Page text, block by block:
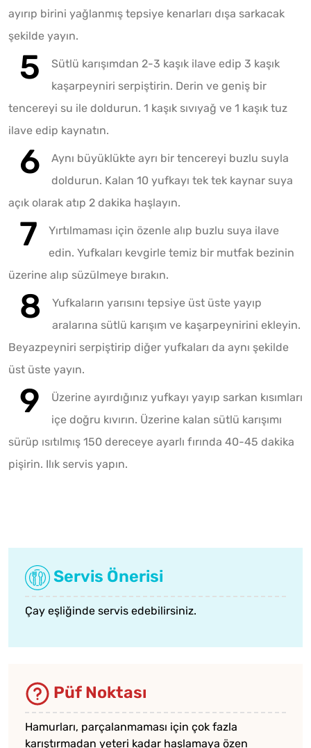
ayırıp birini yağlanmış tepsiye kenarları dışa sarkacak
şekilde yayın.
Sütlü karışımdan 2-3 kaşık ilave edip 3 kaşık
kaşarpeyniri serpiştirin. Derin ve geniş bir
tencereyi su ile doldurun. 1 kaşık sıvıyağ ve 1 kaşık tuz
ilave edip kaynatın.
Aynı büyüklükte ayrı bir tencereyi buzlu suyla
doldurun. Kalan 10 yufkayı tek tek kaynar suya
açık olarak atıp 2 dakika haşlayın.
Yırtılmaması için özenle alıp buzlu suya ilave
edin. Yufkaları kevgirle temiz bir mutfak bezinin
üzerine alıp süzülmeye bırakın.
Yufkaların yarısını tepsiye üst üste yayıp
aralarına sütlü karışım ve kaşarpeynirini ekleyin.
Beyazpeyniri serpiştirip diğer yufkaları da aynı şekilde
üst üste yayın.
Üzerine ayırdığınız yufkayı yayıp sarkan kısımları
içe doğru kıvırın. Üzerine kalan sütlü karışımı
sürüp ısıtılmış 150 dereceye ayarlı fırında 40-45 dakika
pişirin. Ilık servis yapın.
Servis Önerisi
Çay eşliğinde servis edebilirsiniz.
Püf Noktası
Hamurları, parçalanmaması için çok fazla
karıştırmadan yeteri kadar haşlamaya özen